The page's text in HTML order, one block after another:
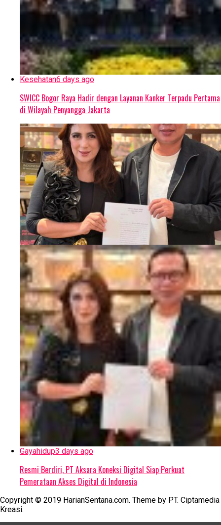
Kesehatan6 days ago
SWICC Bogor Raya Hadir dengan Layanan Kanker Terpadu Pertama
di Wilayah Penyangga Jakarta
Gayahidup3 days ago
Resmi Berdiri, PT Aksara Koneksi Digital Siap Perkuat
Pemerataan Akses Digital di Indonesia
Copyright © 2019 HarianSentana.com. Theme by PT. Ciptamedia
Kreasi.